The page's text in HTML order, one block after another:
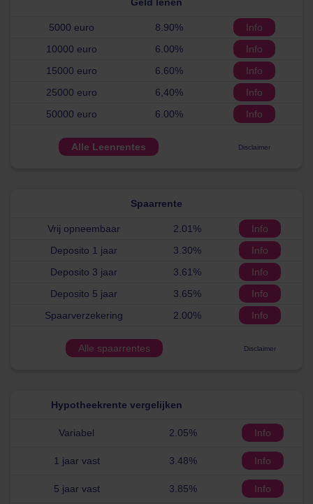
Geld lenen
5000 euro 8.90%
Info
10000 euro
6.00%
Info
15000 euro
6.60%
Info
25000 euro
6,40%
Info
50000 euro
6.00% Info
Alle Leenrentes Disclaimer
Spaarrente
Vrij opneembaar 2.01%
Info
Deposito 1 jaar
3.30%
Info
Deposito 3 jaar
3.61%
Info
Deposito 5 jaar
3.65%
Info
Spaarverzekering
2.00% Info
Alle spaarrentes Disclaimer
Hypotheekrente vergelijken
Variabel 2.05% Info
1 jaar vast 3.48% Info
5 jaar vast 3.85% Info